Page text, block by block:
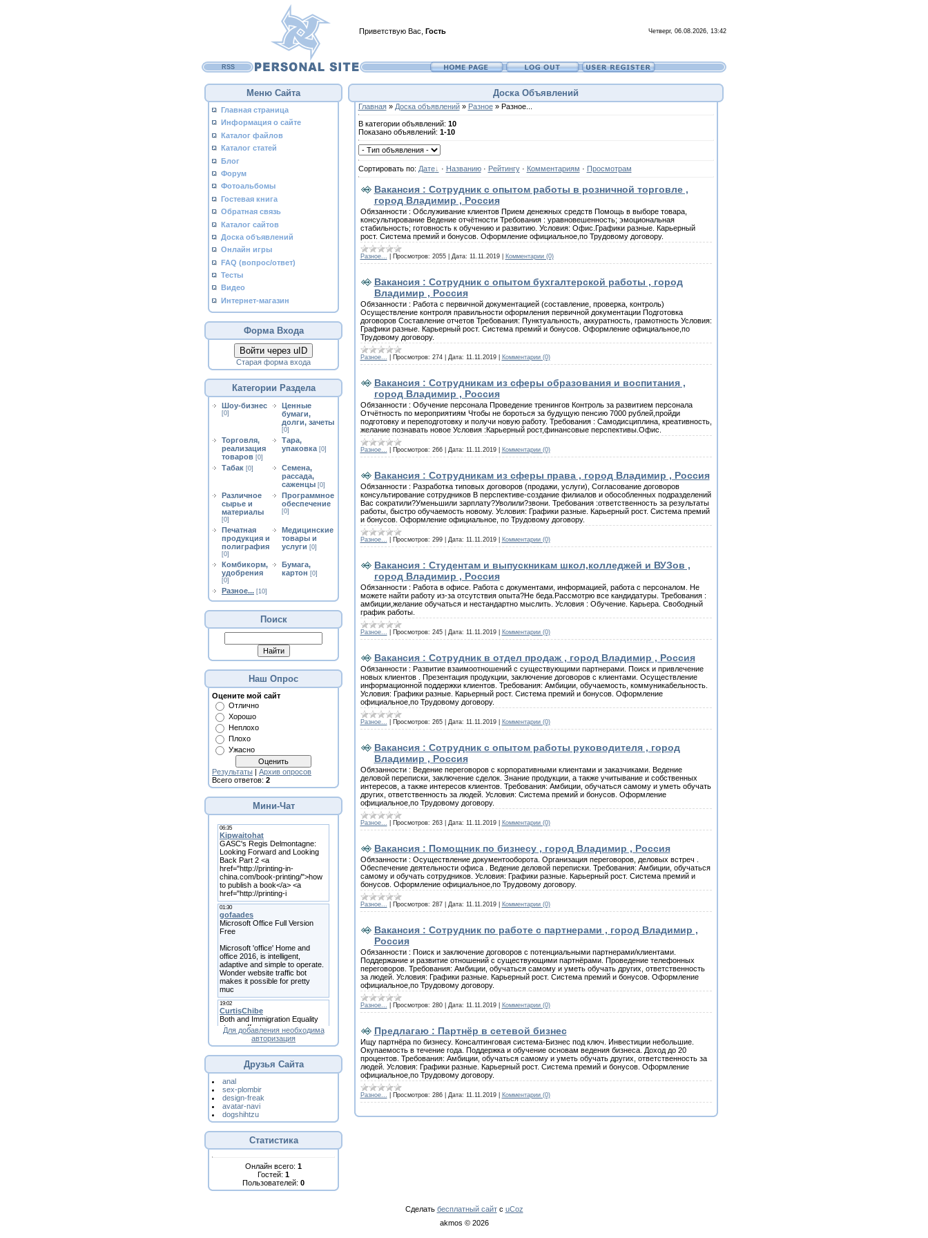
Приветствую Вас Гость Четверг, 06.08.2026, 13:42
RSS
Меню Сайта
Главная страница
Информация о сайте
Каталог файлов
Каталог статей
Блог
Форум
Фотоальбомы
Гостевая книга
Обратная связь
Каталог сайтов
Доска объявлений
Онлайн игры
FAQ (вопрос/ответ)
Тесты
Видео
Интернет-магазин
Форма Входа
Войти через uID
Старая форма входа
Категории Раздела
Шоу-бизнес
[0]
Ценные
бумаги,
долги, зачеты
[0]
Торговля,
реализация
товаров [0]
Тара,
упаковка [0]
Табак [0]
Семена,
рассада,
саженцы [0]
Различное
сырье и
материалы
[0]
Программное
обеспечение
[0]
Печатная
продукция и
полиграфия
[0]
Медицинские
товары и
услуги [0]
Комбикорм,
удобрения
[0]
Бумага,
картон [0]
Разное... [10]
Поиск
Наш Опрос
Оцените мой сайт
Отлично
Хорошо
Неплохо
Плохо
Ужасно
Результаты | Архив опросов
Всего ответов: 2
Мини-Чат
Для добавления необходима
авторизация
Друзья Сайта
anal
sex-plombir
design-freak
avatar-navi
dogshihtzu
Статистика
Онлайн всего: 1
Гостей: 1
Пользователей: 0
Доска Объявлений
Главная» Доска объявлений» Разное» Разное...
В категории объявлений: 10
Показано объявлений: 1-10
Сортировать по: Дате · Названию· Рейтингу· Комментариям · Просмотрам
Вакансия : Сотрудник с опытом работы в розничной торговле ,
город Владимир , Россия
Обязанности : Обслуживание клиентов Прием денежных средств Помощь в выборе товара,
консультирование Ведение отчётности Требования : уравновешенность; эмоциональная
стабильность; готовность к обучению и развитию. Условия: Офис.Графики разные. Карьерный
рост. Система премий и бонусов. Оформление официальное,по Трудовому договору.
Разное... Просмотров: 2055| Дата: 11.11.2019 Комментарии (0)
Вакансия : Сотрудник с опытом бухгалтерской работы , город
Владимир , Россия
Обязанности : Работа с первичной документацией (составление, проверка, контроль)
Осуществление контроля правильности оформления первичной документации Подготовка
договоров Составление отчетов Требования: Пунктуальность, аккуратность, грамотность Условия:
Графики разные. Карьерный рост. Система премий и бонусов. Оформление официальное,по
Трудовому договору.
Разное... Просмотров: 274| Дата: 11.11.2019 Комментарии (0)
Вакансия : Сотрудникам из сферы образования и воспитания ,
город Владимир , Россия
Обязанности : Обучение персонала Проведение тренингов Контроль за развитием персонала
Отчётность по мероприятиям Чтобы не бороться за будущую пенсию 7000 рублей,пройди
подготовку и переподготовку и получи новую работу. Требования : Самодисциплина, креативность,
желание познавать новое Условия :Карьерный рост,финансовые перспективы.Офис.
Разное... Просмотров: 266| Дата: 11.11.2019 Комментарии (0)
Вакансия : Сотрудникам из сферы права , город Владимир , Россия
Обязанности : Разработка типовых договоров (продажи, услуги), Согласование договоров
консультирование сотрудников В перспективе-создание филиалов и обособленных подразделений
Вас сократили?Уменьшили зарплату?Уволили?звони. Требования :ответственность за результаты
работы, быстро обучаемость новому. Условия: Графики разные. Карьерный рост. Система премий
и бонусов. Оформление официальное, по Трудовому договору.
Разное... Просмотров: 299| Дата: 11.11.2019 Комментарии (0)
Вакансия : Студентам и выпускникам школ,колледжей и ВУЗов ,
город Владимир , Россия
Обязанности : Работа в офисе. Работа с документами, информацией, работа с персоналом. Не
можете найти работу из-за отсутствия опыта?Не беда.Рассмотрю все кандидатуры. Требования :
амбиции,желание обучаться и нестандартно мыслить. Условия : Обучение. Карьера. Свободный
график работы.
Разное... Просмотров: 245| Дата: 11.11.2019 Комментарии (0)
Вакансия : Сотрудник в отдел продаж , город Владимир , Россия
Обязанности : Развитие взаимоотношений с существующими партнерами. Поиск и привлечение
новых клиентов . Презентация продукции, заключение договоров с клиентами. Осуществление
информационной поддержки клиентов. Требования: Амбиции, обучаемость, коммуникабельность.
Условия: Графики разные. Карьерный рост. Система премий и бонусов. Оформление
официальное,по Трудовому договору.
Разное... Просмотров: 265| Дата: 11.11.2019 Комментарии (0)
Вакансия : Сотрудник с опытом работы руководителя , город
Владимир , Россия
Обязанности : Ведение переговоров с корпоративными клиентами и заказчиками. Ведение
деловой переписки, заключение сделок. Знание продукции, а также учитывание и собственных
интересов, а также интересов клиентов. Требования: Амбиции, обучаться самому и уметь обучать
других, ответственность за людей. Условия: Система премий и бонусов. Оформление
официальное,по Трудовому договору.
Разное... Просмотров: 263| Дата: 11.11.2019 Комментарии (0)
Вакансия : Помощник по бизнесу , город Владимир , Россия
Обязанности : Осуществление документооборота. Организация переговоров, деловых встреч .
Обеспечение деятельности офиса . Ведение деловой переписки. Требования: Амбиции, обучаться
самому и обучать сотрудников. Условия: Графики разные. Карьерный рост. Система премий и
бонусов. Оформление официальное,по Трудовому договору.
Разное... Просмотров: 287| Дата: 11.11.2019 Комментарии (0)
Вакансия : Сотрудник по работе с партнерами , город Владимир ,
Россия
Обязанности : Поиск и заключение договоров с потенциальными партнерами/клиентами.
Поддержание и развитие отношений с существующими партнёрами. Проведение телефонных
переговоров. Требования: Амбиции, обучаться самому и уметь обучать других, ответственность
за людей. Условия: Графики разные. Карьерный рост. Система премий и бонусов. Оформление
официальное,по Трудовому договору.
Разное... Просмотров: 280| Дата: 11.11.2019 Комментарии (0)
Предлагаю : Партнёр в сетевой бизнес
Ищу партнёра по бизнесу. Консалтинговая система-Бизнес под ключ. Инвестиции небольшие.
Окупаемость в течение года. Поддержка и обучение основам ведения бизнеса. Доход до 20
процентов. Требования: Амбиции, обучаться самому и уметь обучать других, ответственность за
людей. Условия: Графики разные. Карьерный рост. Система премий и бонусов. Оформление
официальное,по Трудовому договору.
Разное... Просмотров: 286| Дата: 11.11.2019 Комментарии (0)
Сделать бесплатный сайтс uCoz
akmos © 2026